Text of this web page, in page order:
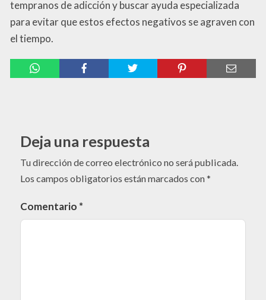
tempranos de adicción y buscar ayuda especializada
para evitar que estos efectos negativos se agraven con
el tiempo.
Deja una respuesta
Tu dirección de correo electrónico no será publicada.
Los campos obligatorios están marcados con*
Comentario *